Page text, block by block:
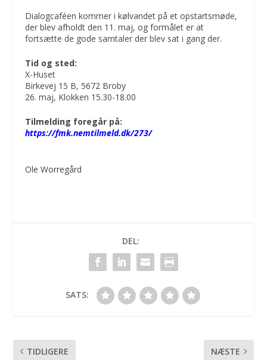
Dialogcaféen kommer i kølvandet på et opstartsmøde,
der blev afholdt den 11. maj, og formålet er at
fortsætte de gode samtaler der blev sat i gang der.
Tid og sted:
X-Huset
Birkevej 15 B, 5672 Broby
26. maj, Klokken 15.30-18.00
Tilmelding foregår på:
https://fmk.nemtilmeld.dk/273/
Ole Worregård
DEL:
SATS:
TIDLIGERE NÆSTE